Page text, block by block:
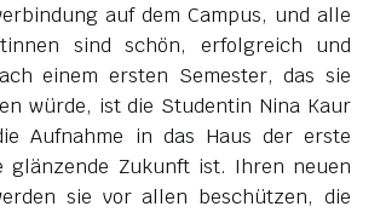
auf dem Campus, und alle
sind schön, erfolgreich und
einem ersten Semester, das sie
würde, ist die Studentin Nina Kaur
Aufnahme in das Haus der erste
glänzende Zukunft ist. Ihren neuen
sie vor allen beschützen, die